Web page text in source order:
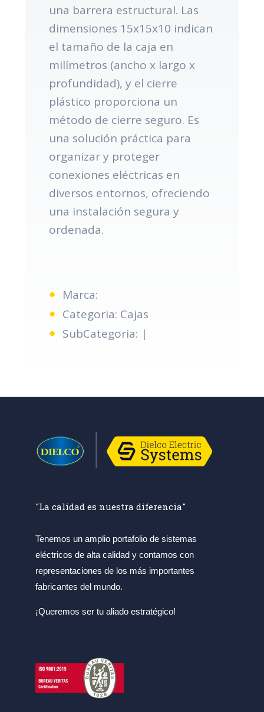
una barrera estructural. Las
dimensiones 15x15x10 indican
el tamaño de la caja en
milímetros (ancho x largo x
profundidad), y el cierre
plástico proporciona un
método de cierre seguro. Es
una solución práctica para
organizar y proteger
conexiones eléctricas en
diversos entornos, ofreciendo
una instalación segura y
ordenada.
Marca:
Categoria: Cajas
SubCategoria: |
"La calidad es nuestra diferencia"
Tenemos un amplio portafolio de sistemas
eléctricos de alta calidad y contamos con
representaciones de los más importantes
fabricantes del mundo.
¡Queremos ser tu aliado estratégico!